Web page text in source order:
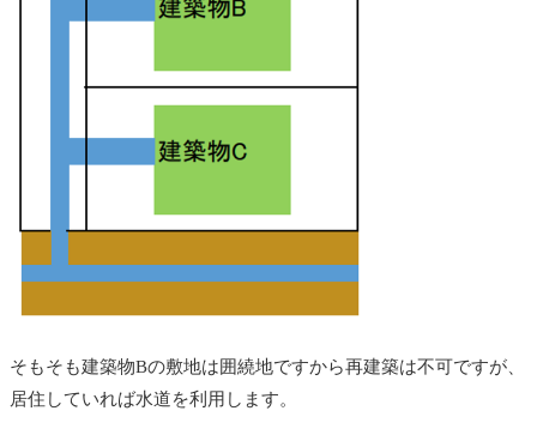
そもそも建築物Bの敷地は囲繞地ですから再建築は不可ですが、
居住していれば水道を利用します。